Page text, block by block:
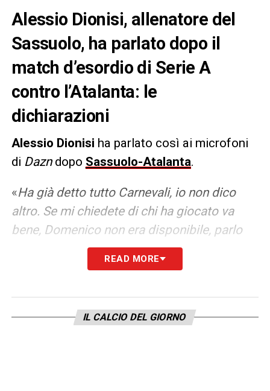
Alessio Dionisi, allenatore del
Sassuolo, ha parlato dopo il
match d’esordio di Serie A
contro l’Atalanta: le
dichiarazioni
Alessio Dionisi ha parlato così ai microfoni
di Dazndopo Sassuolo-Atalanta.
«Ha già detto tutto Carnevali, io non dico
altro. Se mi chiedete di chi ha giocato va
bene, Domenico non era disponibile, parlo
solo di chi era a disposizione.Di solito nelle
squadre segnano sempre gli stessi, in
con altri giocatori, non posso parlare di chi
READ MORE
IL CALCIO DEL GIORNO